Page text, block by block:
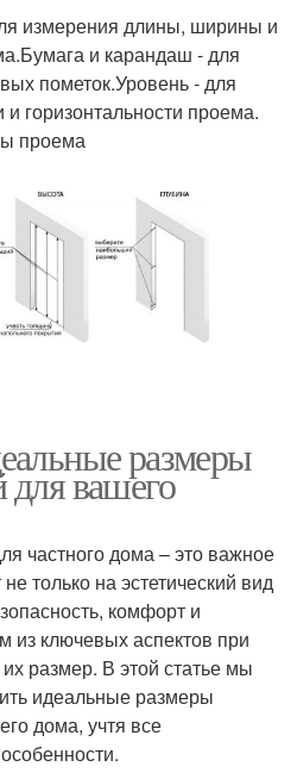
измерения длины, ширины и
и карандаш - для
пометок.Уровень - для
и горизонтальности проема.
проема
размеры
для вашего
частного дома – это важное
только на эстетический вид
комфорт и
из ключевых аспектов при
размер. В этой статье мы
идеальные размеры
дома, учтя все